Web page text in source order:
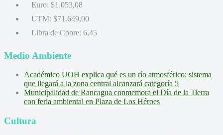
Euro: $1.053,08
UTM: $71.649,00
Libra de Cobre: 6,45
Medio Ambiente
Académico UOH explica qué es un río atmosférico: sistema
que llegará a la zona central alcanzará categoría 5
Municipalidad de Rancagua conmemora el Día de la Tierra
con feria ambiental en Plaza de Los Héroes
Cultura